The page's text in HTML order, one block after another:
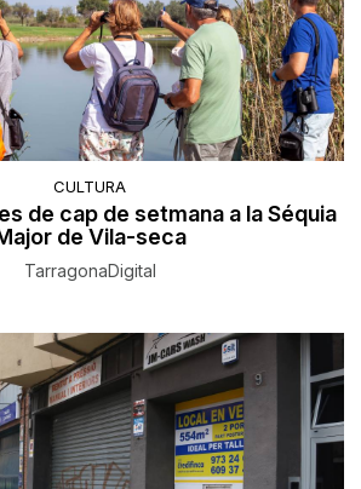
CULTURA
de cap de setmana a la Séquia
de Vila-seca
TarragonaDigital